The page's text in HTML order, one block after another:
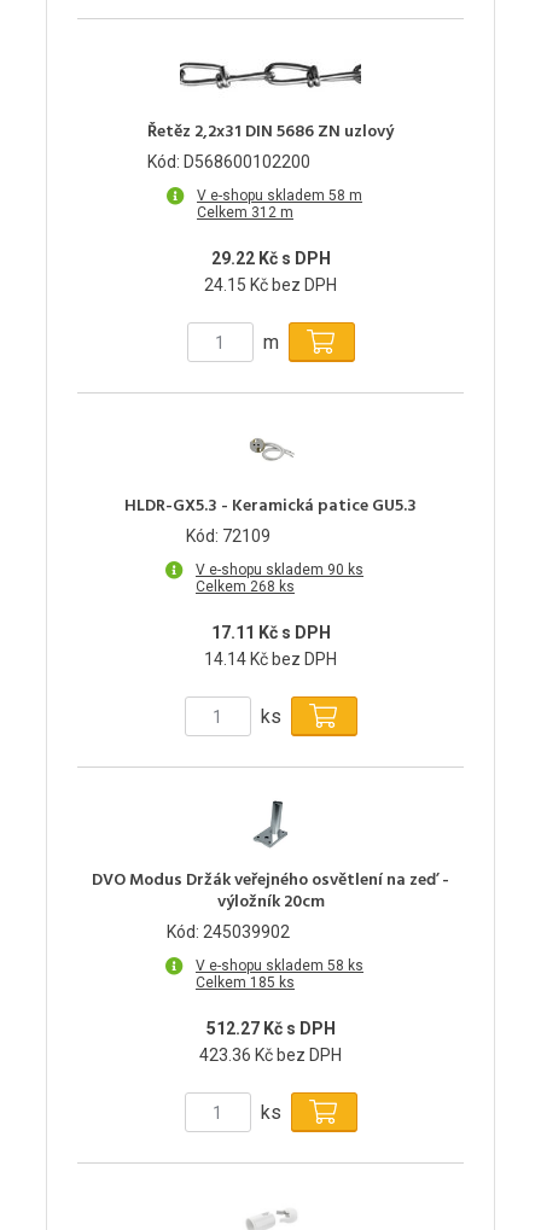
Řetěz 2,2x31 DIN 5686 ZN uzlový
Kód: D568600102200
V e-shopu skladem 58 m
Celkem 312 m
29.22 Kč s DPH
24.15 Kč bez DPH
m
HLDR-GX5.3 - Keramická patice GU5.3
Kód: 72109
V e-shopu skladem 90 ks
Celkem 268 ks
17.11 Kč s DPH
14.14 Kč bez DPH
ks
DVO Modus Držák veřejného osvětlení na zeď -
výložník 20cm
Kód: 245039902
V e-shopu skladem 58 ks
Celkem 185 ks
512.27 Kč s DPH
423.36 Kč bez DPH
ks